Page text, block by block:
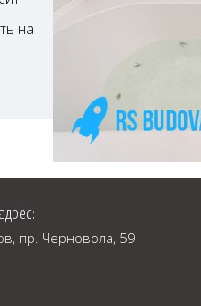
на
пр. Черновола, 59